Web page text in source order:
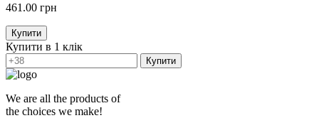
461.00 грн
Купити
Купити в 1 клік
Купити
We are all the products of
the choices we make!